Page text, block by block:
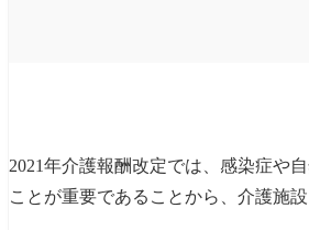
2021年介護報酬改定では、感染症や
ことが重要であることから、介護施